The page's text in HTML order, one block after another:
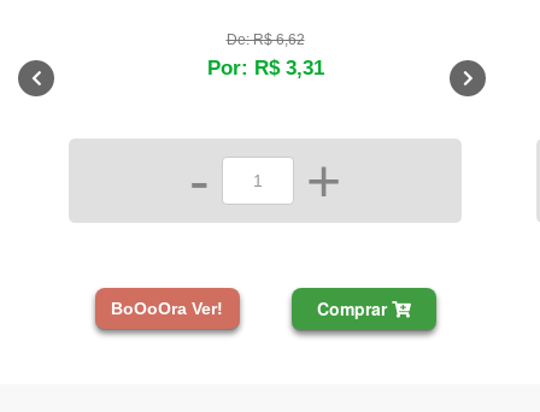
De: R$ 6,62
Por: R$ 3,31
- +
BoOoOra Ver! Comprar